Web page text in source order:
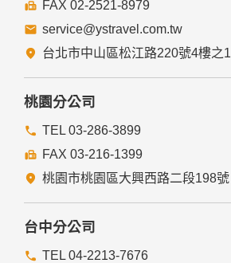
FAX 02-2521-8979
service@ystravel.com.tw
台北市中山區松江路220號4樓之1
桃園分公司
TEL 03-286-3899
FAX 03-216-1399
桃園市桃園區大興西路二段198號
台中分公司
TEL 04-2213-7676